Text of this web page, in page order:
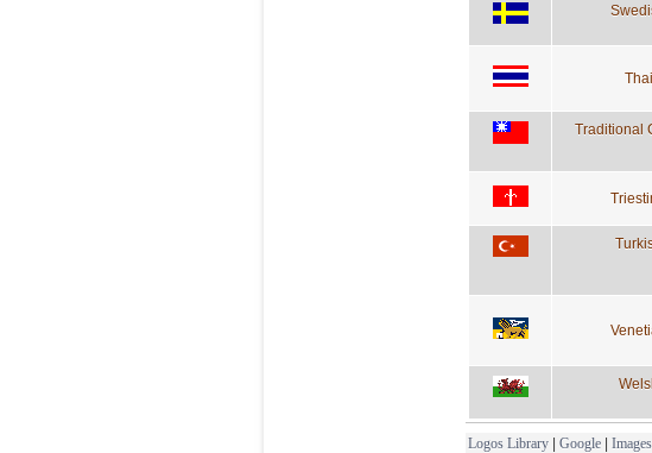
Thai
Traditional
Logos Library | Google | Images